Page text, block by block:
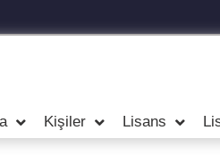
Kişiler Lisans